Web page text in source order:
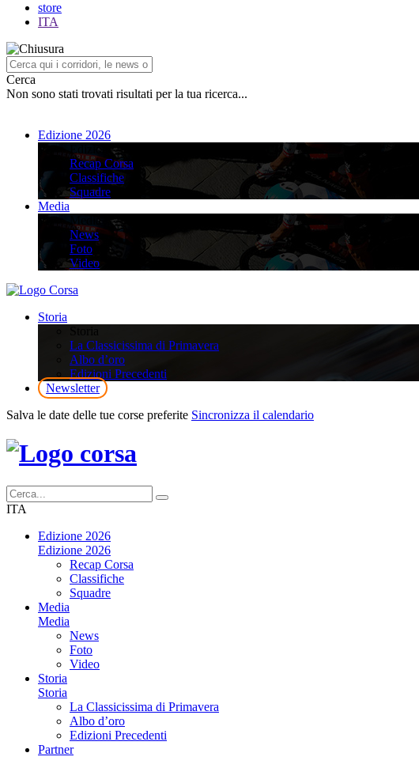
store
ITA
Cerca
Non sono stati trovati risultati per la tua ricerca...
Edizione 2026
Edizione 2026
Recap Corsa
Classifiche
Squadre
Media
Media
News
Foto
Video
Storia
La Classicissima di Primavera
Albo d’oro
Edizioni Precedenti
Newsletter
Salva le date delle tue corse preferite Sincronizza il calendario
ITA
Edizione 2026
Edizione 2026
Recap Corsa
Classifiche
Squadre
Media
Media
News
Foto
Video
Storia
Storia
La Classicissima di Primavera
Albo d’oro
Edizioni Precedenti
Partner